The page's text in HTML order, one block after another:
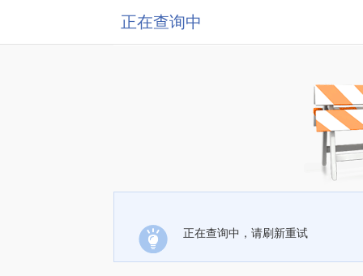
正在查询中
正在查询中，请刷新重试